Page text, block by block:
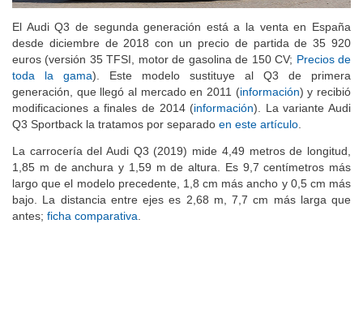
El Audi Q3 de segunda generación está a la venta en España
desde diciembre de 2018 con un precio de partida de 35 920
euros (versión 35 TFSI, motor de gasolina de 150 CV; Precios de
toda la gama). Este modelo sustituye al Q3 de primera
generación, que llegó al mercado en 2011 (información) y recibió
modificaciones a finales de 2014 (información). La variante Audi
Q3 Sportback la tratamos por separado en este artículo
La carrocería del Audi Q3 (2019) mide 4,49 metros de longitud,
1,85 m de anchura y 1,59 m de altura. Es 9,7 centímetros más
largo que el modelo precedente, 1,8 cm más ancho y 0,5 cm más
bajo. La distancia entre ejes es 2,68 m, 7,7 cm más larga que
antes; ficha comparativa